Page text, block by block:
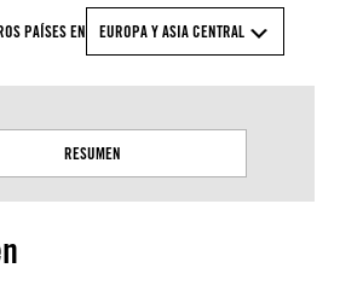
PAÍSES EN EUROPA Y ASIA CENTRAL
RESUMEN